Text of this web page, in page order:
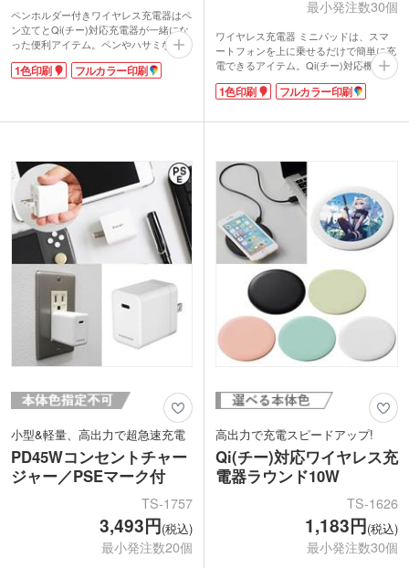
ペンホルダー付きワイヤレス充電器はペ
ン立てとQi(チー)対応充電器が一緒にな
った便利アイテム。ペンやハサミなどの
文房具の整理とスマホ充電がこれ一つで
可能です。充電中はペン立て下部のライ
充電しながらリモート会議にも参加でき
ます。
名入れは印刷スペースが大きいペン立て
部分に1色またはフルカラー印刷が可能
です。周年記念や卒業記念におすすめで
す。
1色印刷 フルカラー印刷
最小発注数30個
ワイヤレス充電器 ミニパッドは、スマ
ートフォンを上に乗せるだけで簡単に充
電できるアイテム。Qi(チー)対応機種で
あれば、メーカーや機器を問わず使用で
きるので、違うケーブルを用意する手間
底面には円形のシリコーンゴム素材のす
の平サイズで幅を取らないから卓上でも
邪魔になりません。
ワンポイント1色印刷の他に、盤面にフ
ルカラーで印刷が可能なのでインパクト
のある最先端ノベルティが製作できま
す。記念品にピッタリな白箱に入れての
お届けです。
1色印刷 フルカラー印刷
小型&軽量、高出力で超急速充電
PD45Wコンセントチャー
ジャー／PSEマーク付
TS-1757
3,493円(税込)
最小発注数20個
高出力で充電スピードアップ!
Qi(チー)対応ワイヤレス充
電器ラウンド10W
TS-1626
1,183円(税込)
最小発注数30個